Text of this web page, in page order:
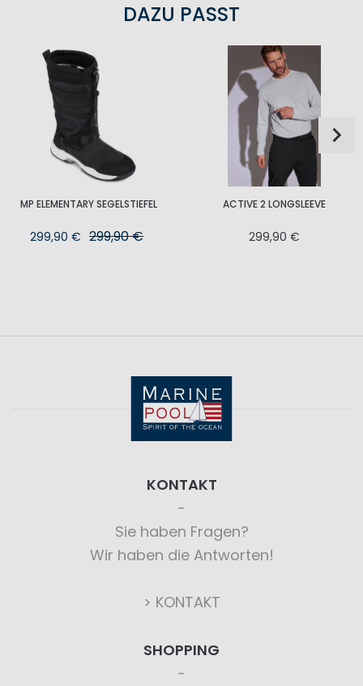
DAZU PASST
MP ELEMENTARY SEGELSTIEFEL
299,90 € 299,90 €
ACTIVE 2 LONGSLEEVE
299,90 €
KONTAKT
Sie haben Fragen?
Wir haben die Antworten!
> KONTAKT
SHOPPING